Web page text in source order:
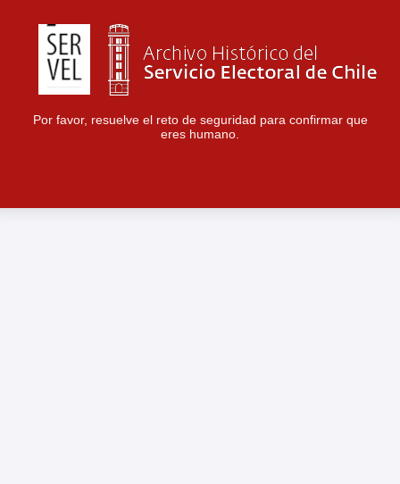
Por favor, resuelve el reto de seguridad para confirmar que
eres humano.